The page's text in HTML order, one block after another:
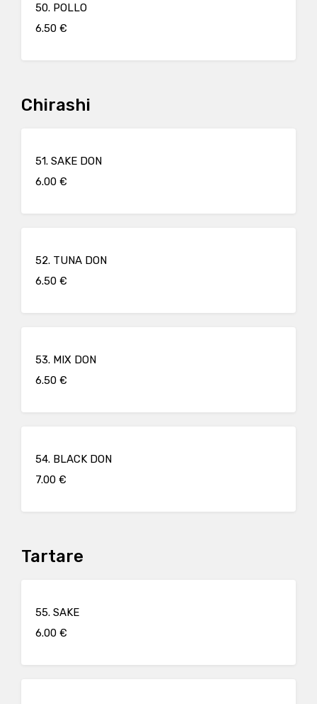
50. POLLO
6.50 €
Chirashi
51. SAKE DON
6.00 €
52. TUNA DON
6.50 €
53. MIX DON
6.50 €
54. BLACK DON
7.00 €
Tartare
55. SAKE
6.00 €